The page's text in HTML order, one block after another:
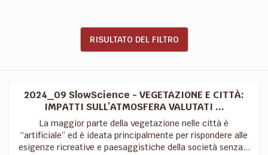
RISULTATO DEL FILTRO
2024_09 SlowScience - VEGETAZIONE E CITTÀ:
IMPATTI SULL’ATMOSFERA VALUTATI ...
La maggior parte della vegetazione nelle città è
“artificiale” ed è ideata principalmente per rispondere alle
esigenze ricreative e paesaggistiche della società senza...